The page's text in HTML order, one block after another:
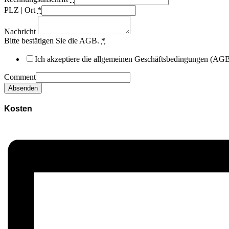
PLZ | Ort *
Nachricht
Bitte bestätigen Sie die AGB. *
Ich akzeptiere die allgemeinen Geschäftsbedingungen
Comment
Absenden
Kosten